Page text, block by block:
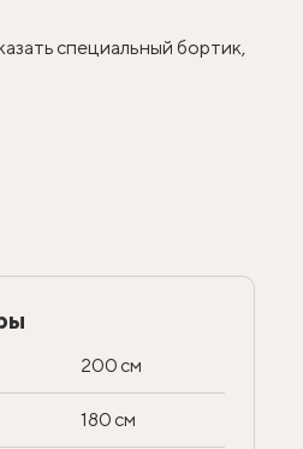
специальный бортик,
200 см
180 см